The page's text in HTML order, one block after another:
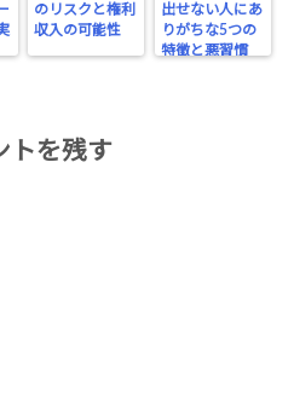
のリスクと権利
収入の可能性
出せない人にあ
りがちな5つの
特徴と悪習慣
トを残す